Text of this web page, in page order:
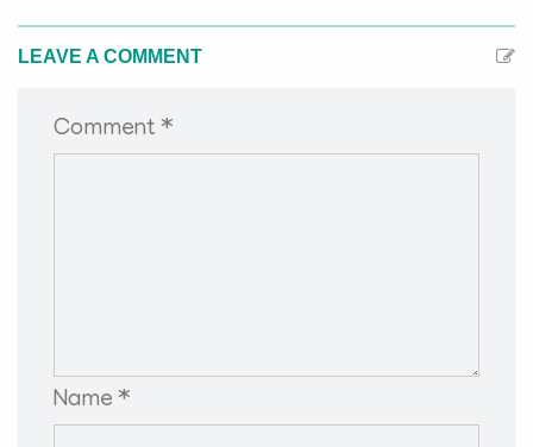
LEAVE A COMMENT
Comment *
Name *